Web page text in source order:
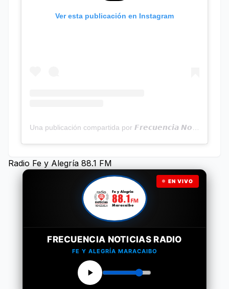
Ver esta publicación en Instagram
Radio Fe y Alegría 88.1 FM
EN VIVO
FRECUENCIA NOTICIAS RADIO
FE Y ALEGRÍA MARACAIBO